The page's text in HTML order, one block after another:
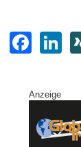
F
c
e
b
Li
e
dI
Anzeige